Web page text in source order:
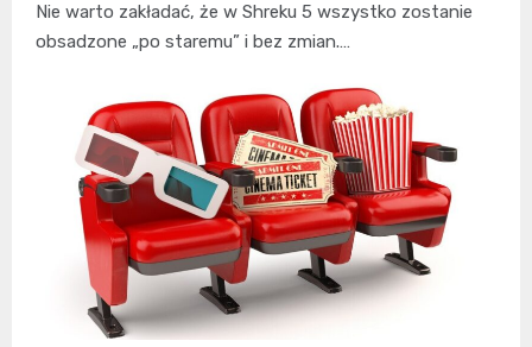
Nie warto zakładać, że w Shreku 5 wszystko zostanie
obsadzone „po staremu” i bez zmian.…